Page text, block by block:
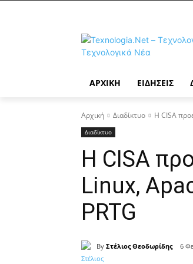
ΑΡΧΙΚΉ ΕΙΔΉΣΕΙΣ
Αρχική Διαδίκτυο Η CISA
Διαδίκτυο
Η CISA
Linux,
PRTG
By Στέλιος Θεοδωρίδης 6